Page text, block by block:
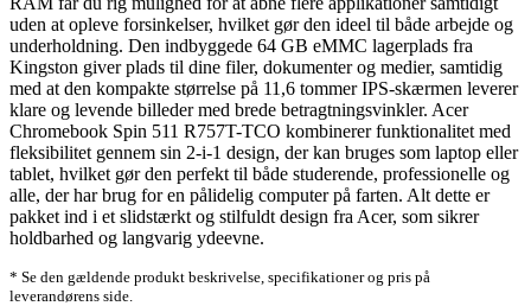
uden at opleve forsinkelser, hvilket gør den ideel til både arbejde og
underholdning. Den indbyggede 64 GB eMMC lagerplads fra
Kingston giver plads til dine filer, dokumenter og medier, samtidig
med at den kompakte størrelse på 11,6 tommer IPS-skærmen leverer
klare og levende billeder med brede betragtningsvinkler. Acer
Chromebook Spin 511 R757T-TCO kombinerer funktionalitet med
fleksibilitet gennem sin 2-i-1 design, der kan bruges som laptop eller
tablet, hvilket gør den perfekt til både studerende, professionelle og
alle, der har brug for en pålidelig computer på farten. Alt dette er
pakket ind i et slidstærkt og stilfuldt design fra Acer, som sikrer
holdbarhed og langvarig ydeevne.
* Se den gældende produkt beskrivelse, specifikationer og pris på
leverandørens side.